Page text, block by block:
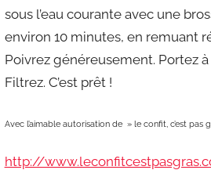
v
r
i
e
1
sous l’eau courante avec une
environ 10 minutes, en remuant
Poivrez généreusement. Portez
Filtrez. C’est prêt !
Avec l’aimable autorisation de » le confit, c’est pas
http://